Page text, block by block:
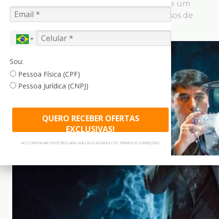
experiência único que combina mistério e um
visual inovador, sempre arrancando sorrisos de
Sou:
Pessoa Física (CPF)
Pessoa Jurídica (CNPJ)
QUERO RECEBER OFERTAS
EXCLUSIVAS!
AO CONTINUAR VOCÊ DECLARA QUE LEU E ASSINOU OS TERMOS E CONDIÇÕES.